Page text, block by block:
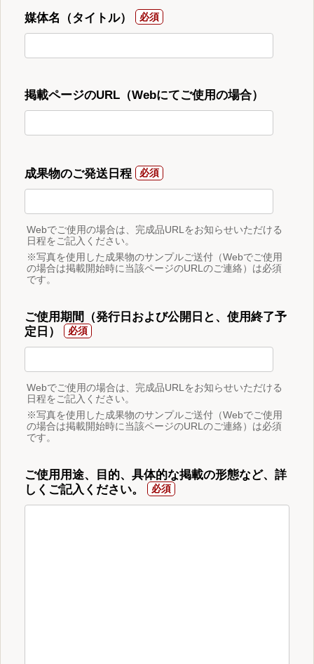
媒体名（タイトル）
掲載ページのURL（Webにてご使用の場合）
成果物のご発送日程
Webでご使用の場合は、完成品URLをお知らせいただける
日程をご記入ください。
※写真を使用した成果物のサンプルご送付（Webでご使用
の場合は掲載開始時に当該ページのURLのご連絡）は必須
です。
ご使用期間（発行日および公開日と、使用終了予
定日）
Webでご使用の場合は、完成品URLをお知らせいただける
日程をご記入ください。
※写真を使用した成果物のサンプルご送付（Webでご使用
の場合は掲載開始時に当該ページのURLのご連絡）は必須
です。
ご使用用途、目的、具体的な掲載の形態など、詳
しくご記入ください。